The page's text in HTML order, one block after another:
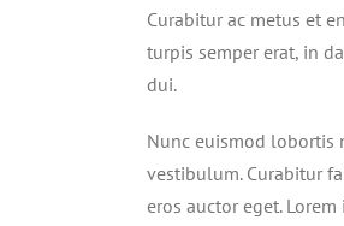
Curabitur ac metus et
turpis semper erat, in
dui.
Nunc euismod lobortis
vestibulum. Curabitur
eros auctor eget.